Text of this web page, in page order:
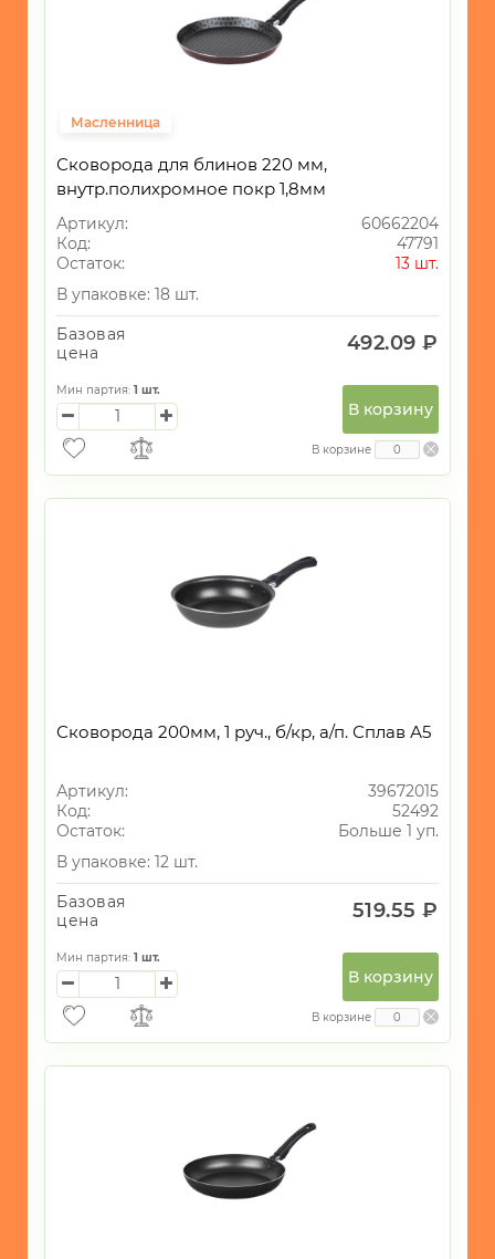
Масленница
Сковорода для блинов 220 мм,
внутр.полихромное покр 1,8мм
Артикул:
60662204
Код:
47791
Остаток:
13 шт.
В упаковке: 18 шт.
Базовая
цена
492.09 ₽
Мин партия: 1 шт.
В корзину
В корзине
Сковорода 200мм, 1 руч., б/кр, а/п. Сплав А5
Артикул:
39672015
Код:
52492
Остаток:
Больше 1 уп.
В упаковке: 12 шт.
Базовая
цена
519.55 ₽
Мин партия: 1 шт.
В корзину
В корзине